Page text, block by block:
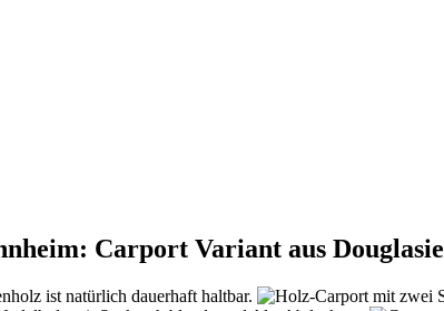
Carport Variant aus Douglasie